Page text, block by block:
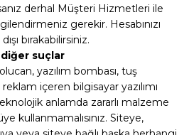
derhal Müşteri Hizmetleri ile
gerekir. Hesabınızı
bırakabilirsiniz.
suçlar
yazılım bombası, tuş
içeren bilgisayar yazılımı
anlamda zararlı malzeme
kullanmamalısınız. Siteye,